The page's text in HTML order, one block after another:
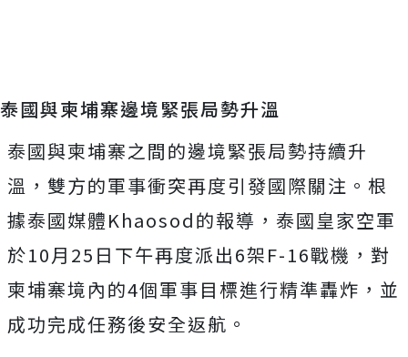
泰國與柬埔寨邊境緊張局勢升溫
泰國與柬埔寨之間的邊境緊張局勢持續升
溫，雙方的軍事衝突再度引發國際關注。根
據泰國媒體Khaosod的報導，泰國皇家空軍
於10月25日下午再度派出6架F-16戰機，對
柬埔寨境內的4個軍事目標進行精準轟炸，並
成功完成任務後安全返航。